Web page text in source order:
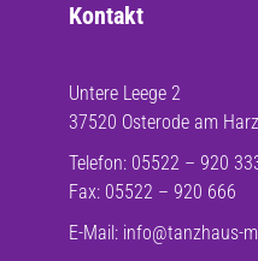
Kontakt
Untere Leege 2
37520 Osterode am Harz
Telefon: 05522 – 920
Fax: 05522 – 920 666
E-Mail: info@tanzhaus-